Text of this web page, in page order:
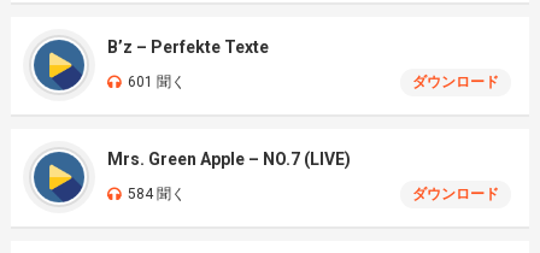
B’z – Perfekte Texte
601 聞く ダウンロード
Mrs. Green Apple – NO.7 (LIVE)
584 聞く ダウンロード